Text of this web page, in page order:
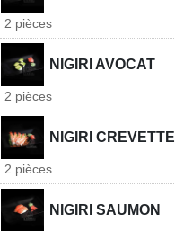
2 pièces
NIGIRI AVOCAT
2 pièces
NIGIRI CREVETTE
2 pièces
NIGIRI SAUMON